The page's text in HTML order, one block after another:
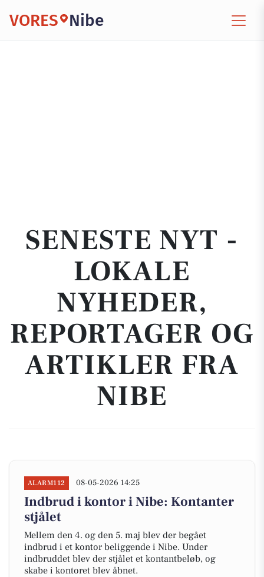
VORES Nibe
SENESTE NYT -
LOKALE
NYHEDER,
REPORTAGER OG
ARTIKLER FRA
NIBE
ALARM112 08-05-2026 14:25
Indbrud i kontor i Nibe: Kontanter
stjålet
Mellem den 4. og den 5. maj blev der begået
indbrud i et kontor beliggende i Nibe. Under
indbruddet blev der stjålet et kontantbeløb, og
skabe i kontoret blev åbnet.